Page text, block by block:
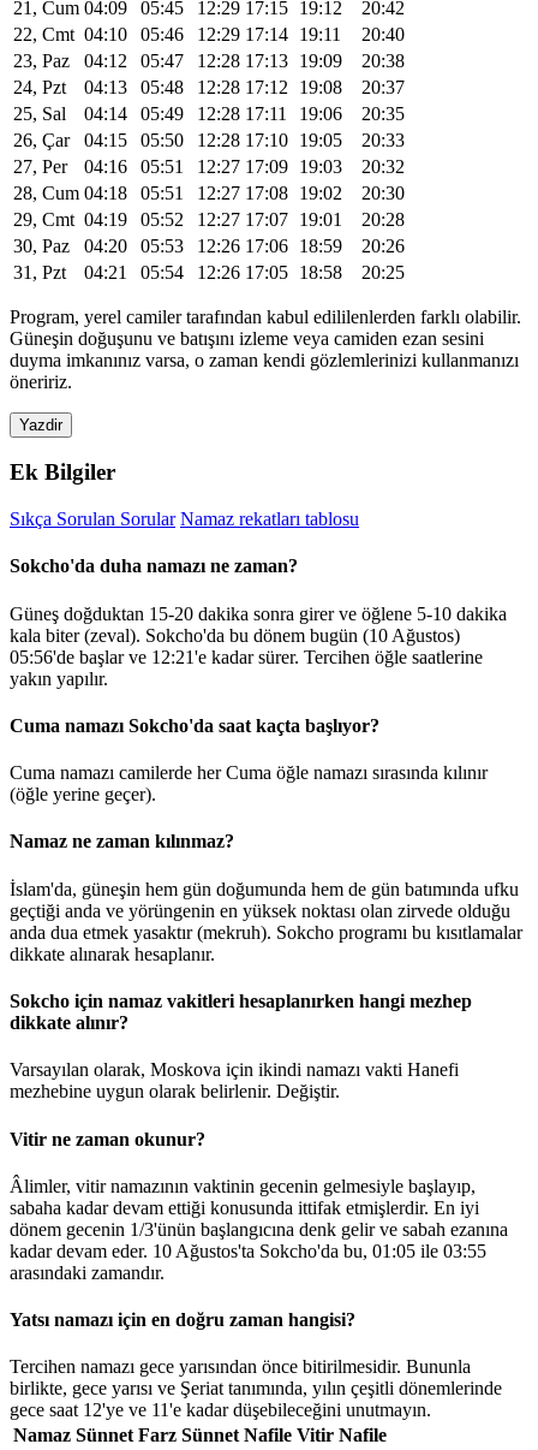
21, Cum 04:09 05:45 12:29 17:15 19:12
20:42
22, Cmt 04:10 05:46 12:29 17:14 19:11
20:40
23, Paz
04:12 05:47 12:28 17:13 19:09
20:38
24, Pzt
04:13 05:48 12:28 17:12 19:08
20:37
25, Sal
04:14 05:49 12:28 17:11 19:06
20:35
26, Çar
04:15 05:50 12:28 17:10 19:05
20:33
27, Per
04:16 05:51 12:27 17:09 19:03
20:32
28, Cum 04:18 05:51 12:27 17:08 19:02
20:30
29, Cmt 04:19 05:52 12:27 17:07 19:01
20:28
30, Paz
04:20 05:53 12:26 17:06 18:59
20:26
31, Pzt
04:21 05:54 12:26 17:05 18:58 20:25
Program, yerel camiler tarafından kabul edililenlerden farklı olabilir.
Güneşin doğuşunu ve batışını izleme veya camiden ezan sesini
duyma imkanınız varsa, o zaman kendi gözlemlerinizi kullanmanızı
öneririz.
Yazdir
Ek Bilgiler
Sıkça Sorulan Sorular Namaz rekatları tablosu
Sokcho'da duha namazı ne zaman?
Güneş doğduktan 15-20 dakika sonra girer ve öğlene 5-10 dakika
kala biter (zeval). Sokcho'da bu dönem bugün (10 Ağustos)
05:56'de başlar ve 12:21'e kadar sürer. Tercihen öğle saatlerine
yakın yapılır.
Cuma namazı Sokcho'da saat kaçta başlıyor?
Cuma namazı camilerde her Cuma öğle namazı sırasında kılınır
(öğle yerine geçer).
Namaz ne zaman kılınmaz?
İslam'da, güneşin hem gün doğumunda hem de gün batımında ufku
geçtiği anda ve yörüngenin en yüksek noktası olan zirvede olduğu
anda dua etmek yasaktır (mekruh). Sokcho programı bu kısıtlamalar
dikkate alınarak hesaplanır.
Sokcho için namaz vakitleri hesaplanırken hangi mezhep
dikkate alınır?
Varsayılan olarak, Moskova için ikindi namazı vakti Hanefi
mezhebine uygun olarak belirlenir. Değiştir.
Vitir ne zaman okunur?
Âlimler, vitir namazının vaktinin gecenin gelmesiyle başlayıp,
sabaha kadar devam ettiği konusunda ittifak etmişlerdir. En iyi
dönem gecenin 1/3'ünün başlangıcına denk gelir ve sabah ezanına
kadar devam eder. 10 Ağustos'ta Sokcho'da bu, 01:05 ile 03:55
arasındaki zamandır.
Yatsı namazı için en doğru zaman hangisi?
Tercihen namazı gece yarısından önce bitirilmesidir. Bununla
birlikte, gece yarısı ve Şeriat tanımında, yılın çeşitli dönemlerinde
gece saat 12'ye ve 11'e kadar düşebileceğini unutmayın.
Namaz Sünnet Farz Sünnet Nafile Vitir Nafile